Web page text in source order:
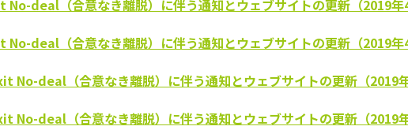
No-deal（合意なき離脱）に伴う通知とウェブサイトの更新（2019年
No-deal（合意なき離脱）に伴う通知とウェブサイトの更新（2019年
No-deal（合意なき離脱）に伴う通知とウェブサイトの更新（2019
No-deal（合意なき離脱）に伴う通知とウェブサイトの更新（2019